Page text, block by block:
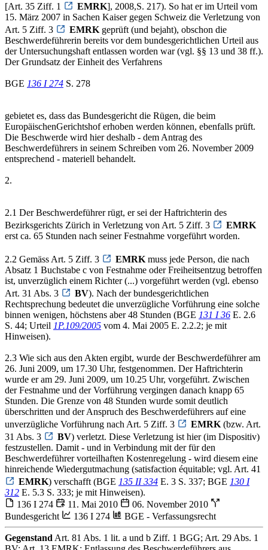
[Art. 35 Ziff. 1
EMRK], 2008,S. 217). So hat er im Urteil vom
15. März 2007 in Sachen Kaiser gegen Schweiz die Verletzung von
Art. 5 Ziff. 3
EMRK geprüft (und bejaht), obschon die
Beschwerdeführerin bereits vor dem bundesgerichtlichen Urteil aus
der Untersuchungshaft entlassen worden war (vgl. §§ 13 und 38 ff.).
Der Grundsatz der Einheit des Verfahrens
BGE 136 I 274 S. 278
gebietet es, dass das Bundesgericht die Rügen, die beim
EuropäischenGerichtshof erhoben werden können, ebenfalls prüft.
Die Beschwerde wird hier deshalb - dem Antrag des
Beschwerdeführers in seinem Schreiben vom 26. November 2009
entsprechend - materiell behandelt.
2.
2.1 Der Beschwerdeführer rügt, er sei der Haftrichterin des
Bezirksgerichts Zürich in Verletzung von Art. 5 Ziff. 3
EMRK
erst ca. 65 Stunden nach seiner Festnahme vorgeführt worden.
2.2 Gemäss Art. 5 Ziff. 3 EMRK muss jede Person, die nach
Absatz 1 Buchstabe c von Festnahme oder Freiheitsentzug betroffen
ist, unverzüglich einem Richter (...) vorgeführt werden (vgl. ebenso
Art. 31 Abs. 3
BV). Nach der bundesgerichtlichen
Rechtsprechung bedeutet die unverzügliche Vorführung eine solche
binnen wenigen, höchstens aber 48 Stunden (BGE 131 I 36 E. 2.6
S. 44; Urteil 1P.109/2005 vom 4. Mai 2005 E. 2.2.2; je mit
Hinweisen).
2.3 Wie sich aus den Akten ergibt, wurde der Beschwerdeführer am
26. Juni 2009, um 17.30 Uhr, festgenommen. Der Haftrichterin
wurde er am 29. Juni 2009, um 10.25 Uhr, vorgeführt. Zwischen
der Festnahme und der Vorführung vergingen danach knapp 65
Stunden. Die Grenze von 48 Stunden wurde somit deutlich
überschritten und der Anspruch des Beschwerdeführers auf eine
unverzügliche Vorführung nach Art. 5 Ziff. 3
EMRK (bzw. Art.
31 Abs. 3
BV) verletzt. Diese Verletzung ist hier (im Dispositiv)
festzustellen. Damit - und in Verbindung mit der für den
Beschwerdeführer vorteilhaften Kostenregelung - wird diesem eine
hinreichende Wiedergutmachung (satisfaction équitable; vgl. Art. 41
EMRK) verschafft (BGE 135 II 334 E. 3 S. 337; BGE 130 I
312 E. 5.3 S. 333; je mit Hinweisen).
136 I 274
11. Mai 2010
06. November 2010
Bundesgericht
136 I 274 BGE - Verfassungsrecht
Gegenstand Art. 81 Abs. 1 lit. a und b Ziff. 1 BGG; Art. 29 Abs. 1